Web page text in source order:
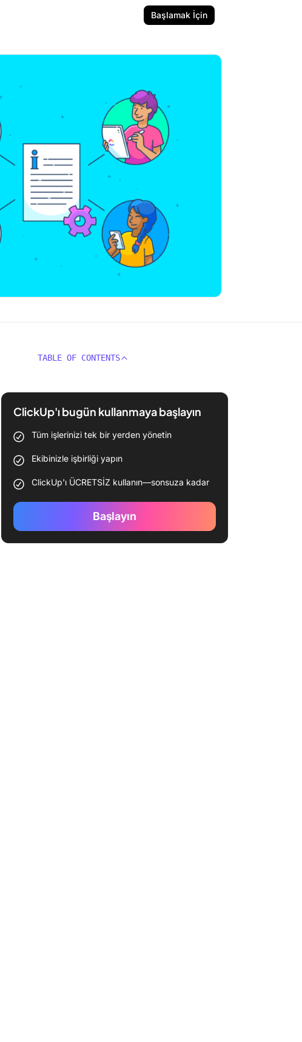
Başlamak İçin
TABLE OF CONTENTS
ClickUp'ı bugün kullanmaya başlayın
Tüm işlerinizi tek bir yerden yönetin
Ekibinizle işbirliği yapın
ClickUp'ı ÜCRETSİZ kullanın—sonsuza kadar
Başlayın